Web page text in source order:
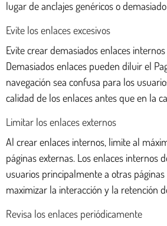
lugar de anclajes genéricos o
Evite los enlaces excesivos
Evite crear demasiados enlaces
Demasiados enlaces pueden diluir el
navegación sea confusa para los
calidad de los enlaces antes que en la
Limitar los enlaces externos
Al crear enlaces internos, limite al
páginas externas. Los enlaces internos
usuarios principalmente a otras
maximizar la interacción y la retención
Revisa los enlaces periódicamente